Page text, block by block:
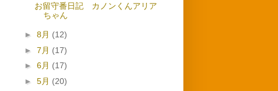
お留守番日記 カノンくんアリア
ちゃん
► 8月 (12)
► 7月 (17)
► 6月 (17)
► 5月 (20)